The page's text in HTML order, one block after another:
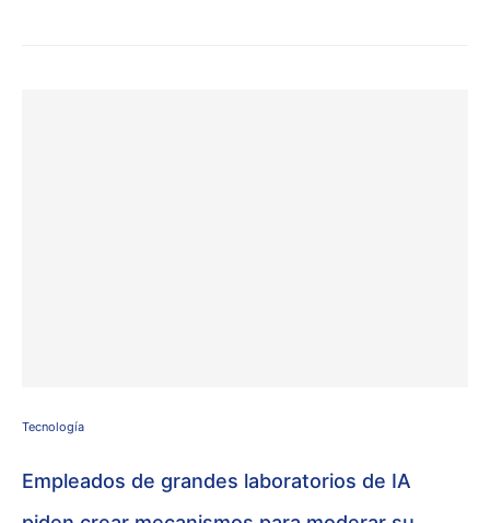
Tecnología
Empleados de grandes laboratorios de IA